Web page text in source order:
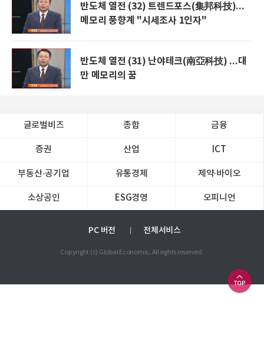
반도체 열전 (32) 트렌드포스(集邦科技)...
메모리 풍향계 "시세조사 1인자"
반도체 열전 (31) 난야테크(南亞科技) ...대
만 메모리의 꿈
글로벌비즈 종합 금융
증권 산업 ICT
부동산·공기업 유통경제 제약∙바이오
소상공인 ESG경영 오피니언
PC 버전 전체서비스
Copyright (c) Global Economic. All rights reserved.